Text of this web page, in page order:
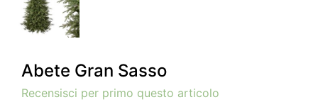
Abete Gran Sasso
Recensisci per primo questo articolo